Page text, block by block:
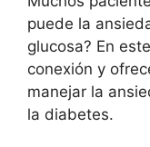
puede la
glucosa? En
conexión y
manejar la
la diabetes.